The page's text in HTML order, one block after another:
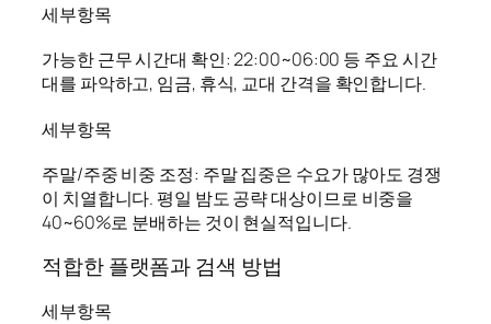
세부항목
가능한 근무 시간대 확인: 22:00~06:00 등 주요 시간
대를 파악하고, 임금, 휴식, 교대 간격을 확인합니다.
세부항목
주말/주중 비중 조정: 주말 집중은 수요가 많아도 경쟁
이 치열합니다. 평일 밤도 공략 대상이므로 비중을
40~60%로 분배하는 것이 현실적입니다.
적합한 플랫폼과 검색 방법
세부항목